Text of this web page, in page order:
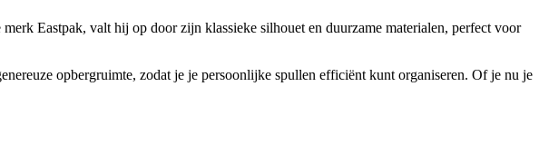
Eastpak, valt hij op door zijn klassieke silhouet en duurzame materialen, perfect voor
opbergruimte, zodat je je persoonlijke spullen efficiënt kunt organiseren. Of je nu je